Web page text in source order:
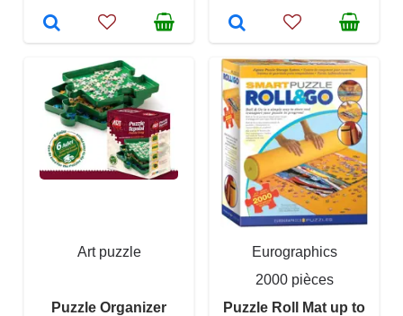
Art puzzle
Puzzle Organizer
Eurographics
2000 pièces
Puzzle Roll Mat up to